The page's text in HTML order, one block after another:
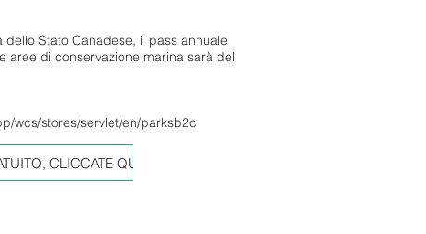
Stato Canadese, il pass annuale
aree di conservazione marina sarà del
wcs/stores/servlet/en/parksb2c
CLICCATE QUI